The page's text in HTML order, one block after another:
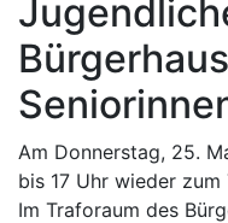
Am Donnerstag, 25.
bis 17 Uhr wieder
Im Traforaum des